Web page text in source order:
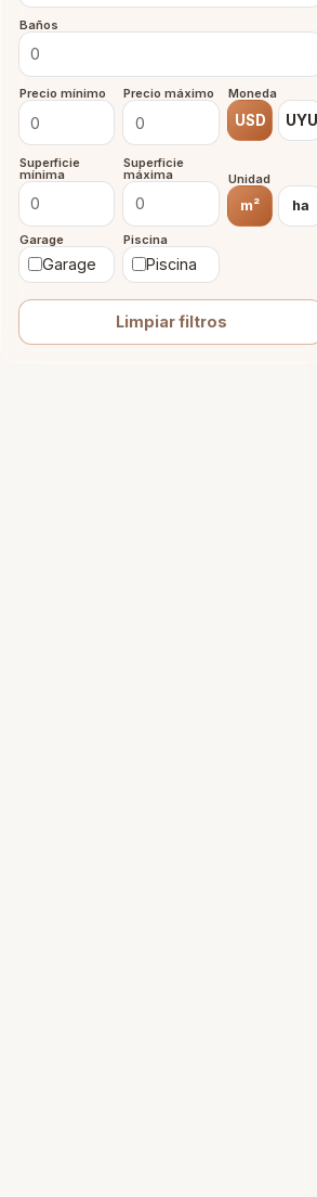
Baños
Precio mínimo Precio máximo Moneda
USD UYU
Superficie
mínima
Superficie
máxima Unidad
m² ha
Garage
Garage
Piscina
Piscina
Limpiar filtros